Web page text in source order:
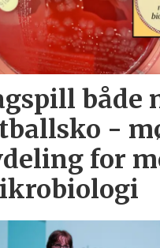
både
-
for